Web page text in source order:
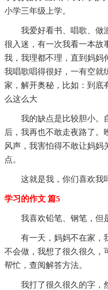
小学三年级上学。
我爱好看书、唱歌、做
很入迷，有一次我看一本故
我，我理都不理，直到妈妈
我唱歌唱得很好，一有空就
家，解开奥秘，比如：到底
么这么大
我的缺点是比较胆小。
后，我再也不敢走夜路了。
风声，我害怕得不敢让妈妈
点。
这就是我，你们喜欢我
学习的作文 篇5
我喜欢铅笔、钢笔，但是
有一天，妈妈不在家，
不会做，我想了很久很久，
帮忙，查阅解答方法。
我打了很久很久的字，